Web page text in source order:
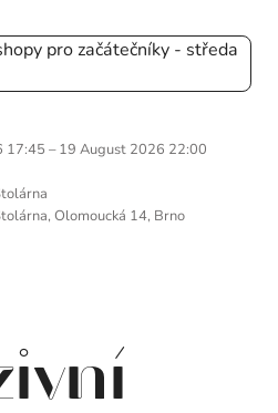
17:45 –19 August 2026 22:00
Olomoucká 14, Brno